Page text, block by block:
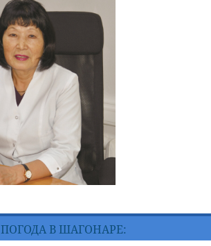
ПОГОДА В ШАГОНАРЕ: